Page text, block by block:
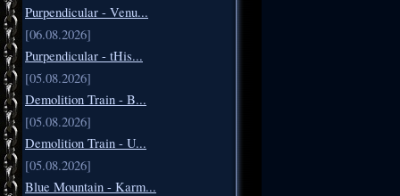
Purpendicular - Venu...
[06.08.2026]
Purpendicular - tHis...
[05.08.2026]
Demolition Train - B...
[05.08.2026]
Demolition Train - U...
[05.08.2026]
Blue Mountain - Karm...